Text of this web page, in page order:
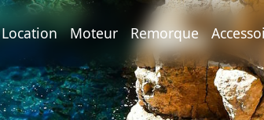
Location Moteur Remorque